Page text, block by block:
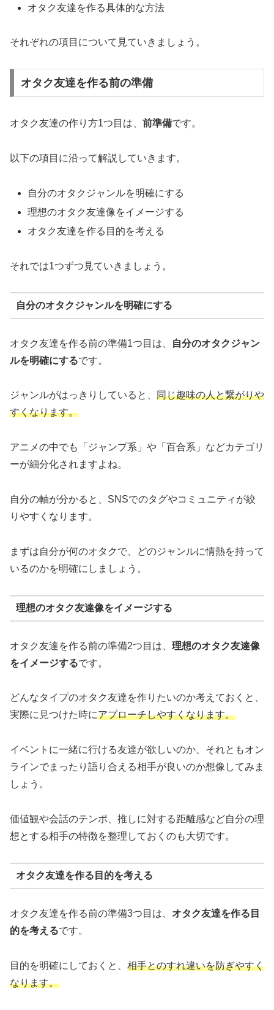
オタク友達を作る具体的な方法
それぞれの項目について見ていきましょう。
オタク友達を作る前の準備
オタク友達の作り方1つ目は、 前準備です。
以下の項目に沿って解説していきます。
自分のオタクジャンルを明確にする
理想のオタク友達像をイメージする
オタク友達を作る目的を考える
それでは1つずつ見ていきましょう。
自分のオタクジャンルを明確にする
オタク友達を作る前の準備1つ目は、
自分のオタクジャン
ルを明確にするです。
ジャンルがはっきりしていると、 同じ趣味の人と繋がりや
すくなります。
アニメの中でも「ジャンプ系」や「百合系」などカテゴリ
ーが細分化されますよね。
自分の軸が分かると、SNSでのタグやコミュニティが絞
りやすくなります。
まずは自分が何のオタクで、どのジャンルに情熱を持って
いるのかを明確にしましょう。
理想のオタク友達像をイメージする
オタク友達を作る前の準備2つ目は、 理想のオタク友達像
をイメージするです。
どんなタイプのオタク友達を作りたいのか考えておくと、
実際に見つけた時にアプローチしやすくなります。
イベントに一緒に行ける友達が欲しいのか、それともオン
ラインでまったり語り合える相手が良いのか想像してみま
しょう。
価値観や会話のテンポ、推しに対する距離感など自分の理
想とする相手の特徴を整理しておくのも大切です。
オタク友達を作る目的を考える
オタク友達を作る前の準備3つ目は、 オタク友達を作る目
的を考えるです。
目的を明確にしておくと、 相手とのすれ違いを防ぎやすく
なります。